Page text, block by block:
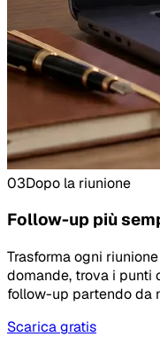
03Dopo la riunione
Follow-up più
Trasforma ogni
domande, trova i punti
follow-up partendo da
Scarica gratis